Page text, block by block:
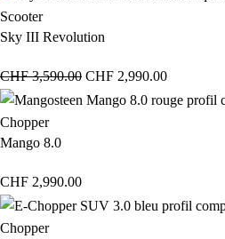
Scooter
Sky III Revolution
CHF3,590.00 CHF 2,990.00
Chopper
Mango 8.0
CHF 2,990.00
Chopper